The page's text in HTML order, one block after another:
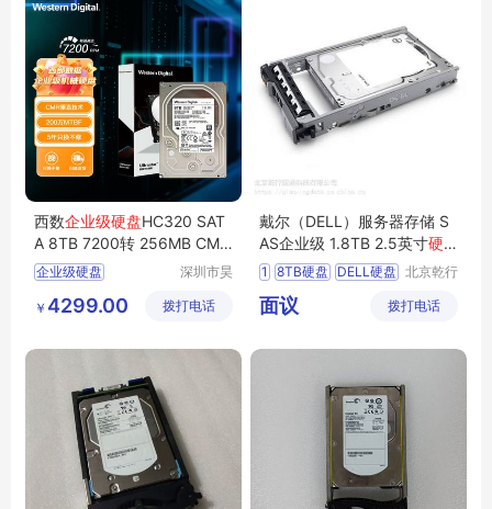
西数企业级硬盘HC320 SAT
A 8TB 7200转 256MB CMR
(HUS728T8TALE6L4)
企业级硬盘
8T企业硬盘
机械硬盘
深圳市昊
限公司
￥ 4299.00 拨打电话
戴尔（DELL）服务器存储 S
AS企业级 1.8TB 2.5英寸硬
盘
1 8TB硬盘
DELL硬盘
8T硬盘
戴尔硬盘
北京乾行
有限公司
面议 拨打电话